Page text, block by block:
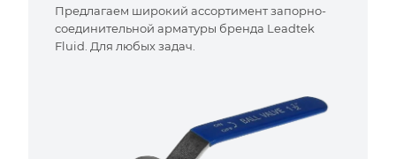
Предлагаем широкий ассортимент запорно-
соединительной арматуры бренда Leadtek
Fluid. Для любых задач.